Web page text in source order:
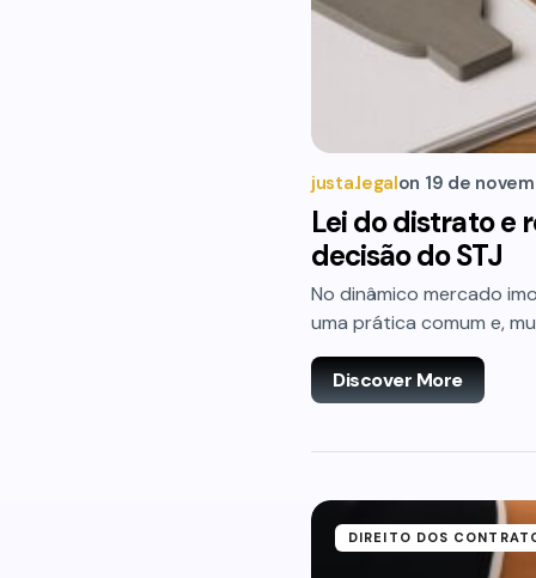
justa.legalon 19 de
Lei do distrato e
decisão do STJ
No dinâmico mercado
uma prática comum e,
Discover More
DIREITO DOS